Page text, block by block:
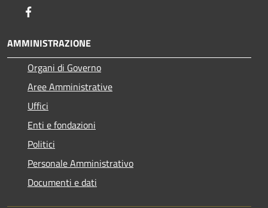
AMMINISTRAZIONE
Organi di Governo
Aree Amministrative
Uffici
Enti e fondazioni
Politici
Personale Amministrativo
Documenti e dati